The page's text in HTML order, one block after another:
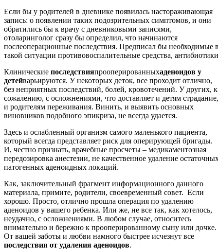
Если бы у родителей в дневнике появилась настораживающая
запись: о появлении таких подозрительных симптомов, и они
обратились бы к врачу с дневниковыми записями,
отоларинголог сразу бы определил, что начинаются
послеоперационные последствия. Предписал бы необходимые
такой ситуации противовоспалительные средства,
Клинические последствияпрооперированныхаденоидов у
детейварьируются. У некоторых деток, все проходит отлично,
без неприятных последствий, болей, кровотечений. У других, к
сожалению, с осложнениями, что доставляет и детям страдание,
и родителям переживания. Винить, и выявить основных
виновников подобного эпикриза, не всегда удается.
Здесь и ослабленный организм самого маленького пациента,
который всегда представляет риск для оперирующей бригады.
И, честно признать, врачебные просчеты – медикаментозная
передозировка анестезии, не качественное удаление
патогенных аденоидных локаций.
Как, заключительный фрагмент информационного данного
материала, примите, родители, своевременный совет. Если
хорошо. Просто, отлично прошла операция по удалению
аденоидов у вашего ребенка. Или же, не все так, как хотелось,
неудачно, с осложнениями. В любом случае, относитесь
внимательно и бережно к прооперированному сыну или дочке.
От вашей заботы и любви намного быстрее исчезнут все
последствия от удаления аденоидов.